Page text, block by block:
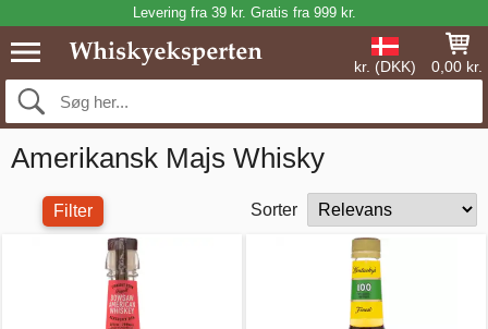
Levering fra 39 kr. Gratis fra 999 kr.
kr. (DKK) 0,00 kr.
Amerikansk Majs Whisky
Filter Sorter